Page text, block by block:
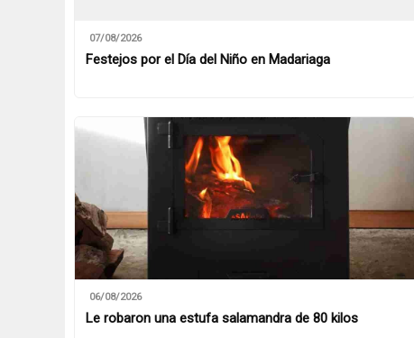
07/08/2026
Festejos por el Día del Niño en Madariaga
06/08/2026
Le robaron una estufa salamandra de 80 kilos